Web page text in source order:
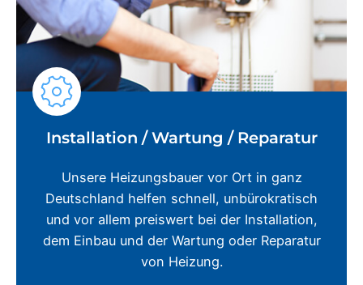
Installation / Wartung / Reparatur
Unsere Heizungsbauer vor Ort in ganz
Deutschland helfen schnell, unbürokratisch
und vor allem preiswert bei der Installation,
dem Einbau und der Wartung oder Reparatur
von Heizung.